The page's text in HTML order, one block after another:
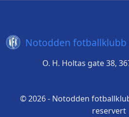
Notodden fotballklubb
O. H. Holtas gate 38,
© 2026 - Notodden
reservert